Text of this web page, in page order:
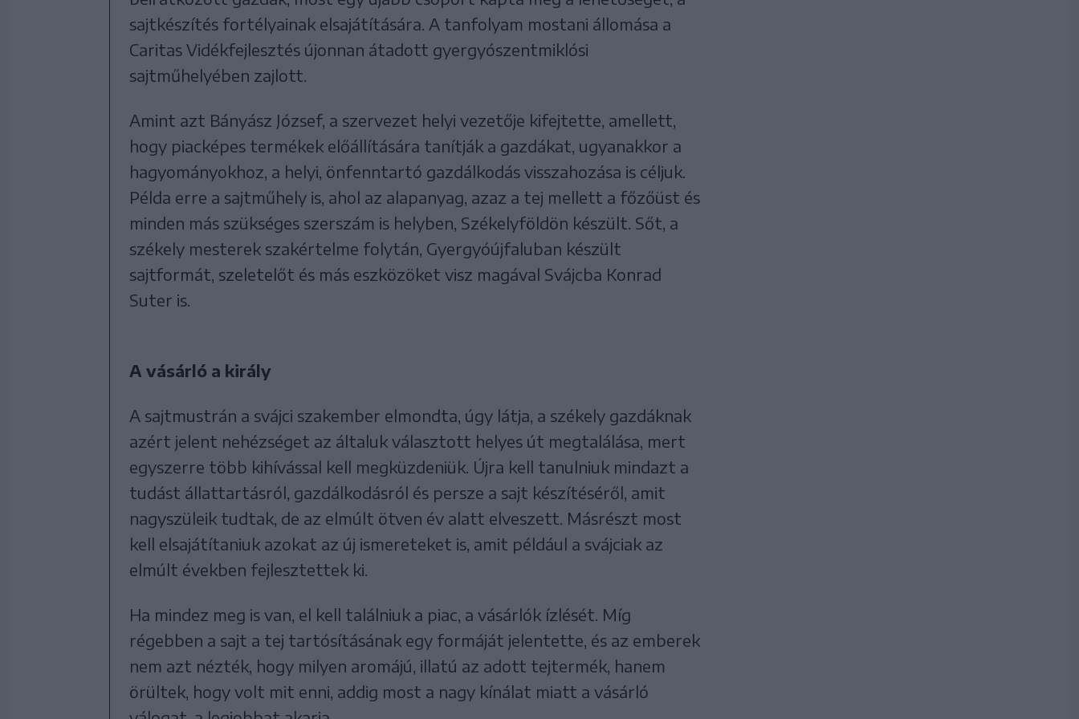
sajtkészítés fortélyainak elsajátítására. A tanfolyam mostani állomása a
Caritas Vidékfejlesztés újonnan átadott gyergyószentmiklósi
sajtműhelyében zajlott.
Amint azt Bányász József, a szervezet helyi vezetője kifejtette, amellett,
hogy piacképes termékek előállítására tanítják a gazdákat, ugyanakkor a
hagyományokhoz, a helyi, önfenntartó gazdálkodás visszahozása is céljuk.
Példa erre a sajtműhely is, ahol az alapanyag, azaz a tej mellett a főzőüst és
minden más szükséges szerszám is helyben, Székelyföldön készült. Sőt, a
székely mesterek szakértelme folytán, Gyergyóújfaluban készült
sajtformát, szeletelőt és más eszközöket visz magával Svájcba Konrad
Suter is.
A vásárló a király
A sajtmustrán a svájci szakember elmondta, úgy látja, a székely gazdáknak
azért jelent nehézséget az általuk választott helyes út megtalálása, mert
egyszerre több kihívással kell megküzdeniük. Újra kell tanulniuk mindazt a
tudást állattartásról, gazdálkodásról és persze a sajt készítéséről, amit
nagyszüleik tudtak, de az elmúlt ötven év alatt elveszett. Másrészt most
kell elsajátítaniuk azokat az új ismereteket is, amit például a svájciak az
elmúlt években fejlesztettek ki.
Ha mindez meg is van, el kell találniuk a piac, a vásárlók ízlését. Míg
régebben a sajt a tej tartósításának egy formáját jelentette, és az emberek
nem azt nézték, hogy milyen aromájú, illatú az adott tejtermék, hanem
örültek, hogy volt mit enni, addig most a nagy kínálat miatt a vásárló